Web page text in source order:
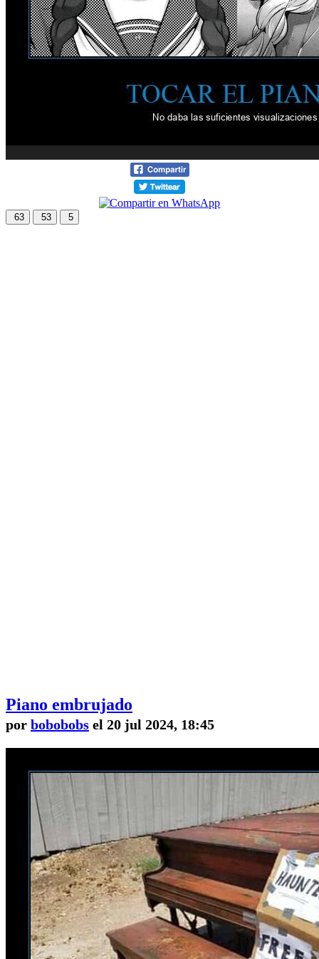
63 53 5
Piano embrujado
por bobobobs el 20 jul 2024, 18:45